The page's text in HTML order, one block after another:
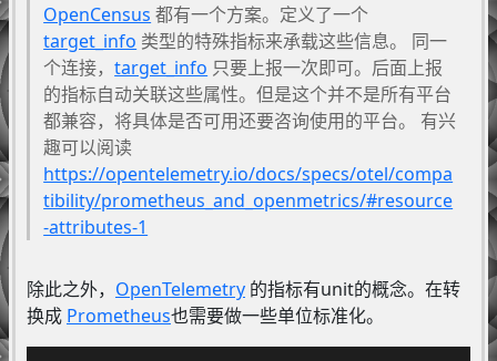
OpenCensus 都有一个方案。定义了一个
target_info 类型的特殊指标来承载这些信息。 同一
个连接，target_info 只要上报一次即可。后面上报
的指标自动关联这些属性。但是这个并不是所有平台
都兼容，将具体是否可用还要咨询使用的平台。 有兴
趣可以阅读
https://opentelemetry.io/docs/specs/otel/compa
tibility/prometheus_and_openmetrics/#resource
-attributes-1
除此之外， OpenTelemetry的指标有unit的概念。在转
换成 Prometheus也需要做一些单位标准化。